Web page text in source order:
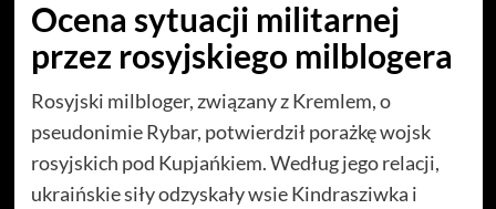
Ocena sytuacji militarnej
przez rosyjskiego milblogera
Rosyjski milbloger, związany z Kremlem, o
pseudonimie Rybar, potwierdził porażkę wojsk
rosyjskich pod Kupjańkiem. Według jego relacji,
ukraińskie siły odzyskały wsie Kindrasziwka i